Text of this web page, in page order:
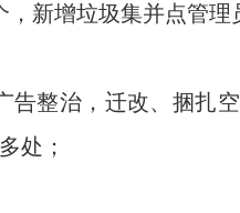
，新增垃圾集并点管理
告整治，迁改、捆扎
处；